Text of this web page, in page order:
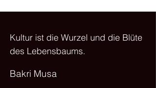
Kultur ist die Wurzel und die Blüte
des Lebensbaums.
Bakri Musa